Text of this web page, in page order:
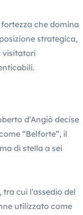
che domina
strategica,
visitatori
d’Angiò decise
“Belforte”, il
di stella a sei
cui l’assedio del
utilizzato come